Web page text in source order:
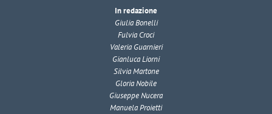
In redazione
Giulia Bonelli
Fulvia Croci
Valeria Guarnieri
Gianluca Liorni
Silvia Martone
Gloria Nobile
Giuseppe Nucera
Manuela Proietti